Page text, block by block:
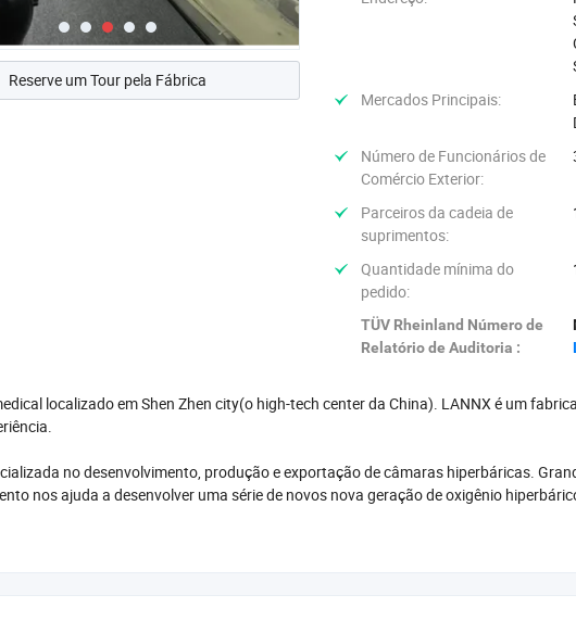
Reserve um Tour pela Fábrica
Mercados Principais:
Número de Funcionários de
Comércio Exterior:
Parceiros da cadeia de
suprimentos:
Quantidade mínima do
pedido:
TÜV Rheinland Número de
Relatório de Auditoria :
localizado em Shen Zhen city(o high-tech center da China). LANNX é um
no desenvolvimento, produção e exportação de câmaras hiperbáricas.
nos ajuda a desenvolver uma série de novos nova geração de oxigênio